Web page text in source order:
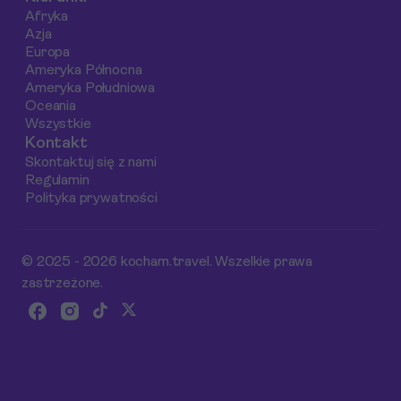
Afryka
Azja
Europa
Ameryka Północna
Ameryka Południowa
Oceania
Wszystkie
Kontakt
Skontaktuj się z nami
Regulamin
Polityka prywatności
© 2025 - 2026 kocham.travel. Wszelkie prawa
zastrzeżone.